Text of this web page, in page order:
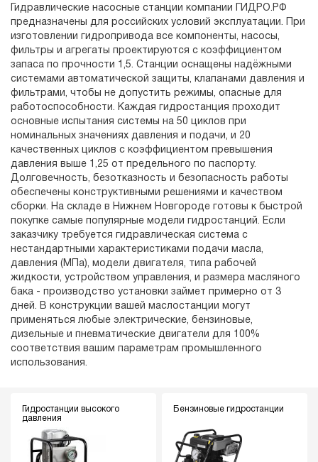
Гидравлические насосные станции компании ГИДРО.РФ
предназначены для российских условий эксплуатации. При
изготовлении гидропривода все компоненты, насосы,
фильтры и агрегаты проектируются с коэффициентом
запаса по прочности 1,5. Станции оснащены надёжными
системами автоматической защиты, клапанами давления и
фильтрами, чтобы не допустить режимы, опасные для
работоспособности. Каждая гидростанция проходит
основные испытания системы на 50 циклов при
номинальных значениях давления и подачи, и 20
качественных циклов с коэффициентом превышения
давления выше 1,25 от предельного по паспорту.
Долговечность, безотказность и безопасность работы
обеспечены конструктивными решениями и качеством
сборки. На складе в Нижнем Новгороде готовы к быстрой
покупке самые популярные модели гидростанций. Если
заказчику требуется гидравлическая система с
нестандартными характеристиками подачи масла,
давления (МПа), модели двигателя, типа рабочей
жидкости, устройством управления, и размера масляного
бака - производство установки займет примерно от 3
дней. В конструкции вашей маслостанции могут
применяться любые электрические, бензиновые,
дизельные и пневматические двигатели для 100%
соответствия вашим параметрам промышленного
использования.
Гидростанции высокого
давления
Бензиновые гидростанции